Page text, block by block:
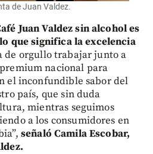
de Juan Valdez.
Juan Valdez sin alcohol es
que significa la excelencia
de orgullo trabajar junto a
nacional para
el inconfundible sabor del
país, que sin duda
mientras seguimos
a los consumidores en
señaló Camila Escobar,